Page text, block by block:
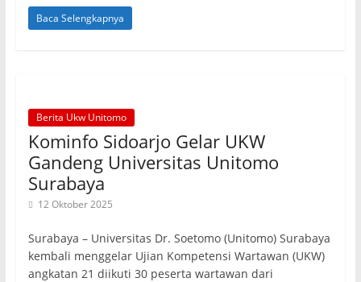
Baca Selengkapnya
Berita Ukw Unitomo
Kominfo Sidoarjo Gelar UKW
Gandeng Universitas Unitomo
Surabaya
12 Oktober 2025
Surabaya – Universitas Dr. Soetomo (Unitomo) Surabaya
kembali menggelar Ujian Kompetensi Wartawan (UKW)
angkatan 21 diikuti 30 peserta wartawan dari